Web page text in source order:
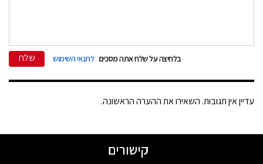
בלחיצה על שלח אתה מסכים לתנאי השימוש שלח
עדיין אין תגובות. השאירו את ההערה הראשונה.
קישורים